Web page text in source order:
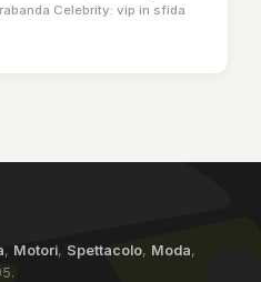
Celebrity: vip in sfida
, Motori, Spettacolo, Moda,